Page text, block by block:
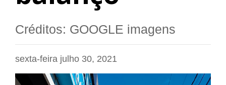
Créditos: GOOGLE imagens
sexta-feira julho 30, 2021